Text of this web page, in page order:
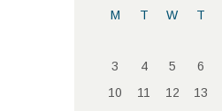
M T W T
3
4 5 6
10
11 12 13